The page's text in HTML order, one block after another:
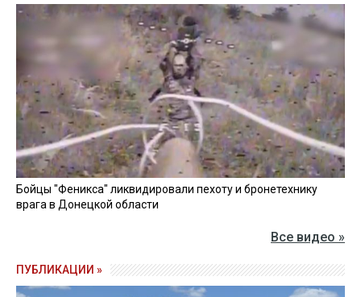
Бойцы "Феникса" ликвидировали пехоту и бронетехнику
врага в Донецкой области
Все видео »
ПУБЛИКАЦИИ »